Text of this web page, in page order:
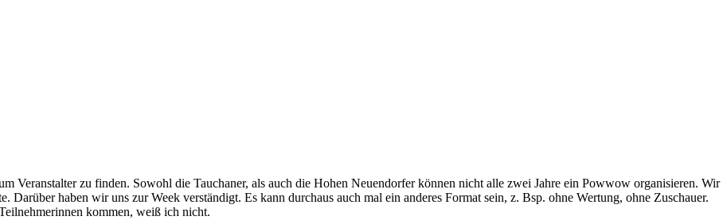
Veranstalter zu finden. Sowohl die Tauchaner, als auch die Hohen Neuendorfer können nicht alle zwei Jahre ein Powwow organisieren. Wir
Darüber haben wir uns zur Week verständigt. Es kann durchaus auch mal ein anderes Format sein, z. Bsp. ohne Wertung, ohne Zuschauer.
kommen, weiß ich nicht.